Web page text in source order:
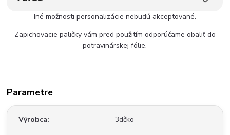
Iné možnosti personalizácie nebudú akceptované.
Zapichovacie paličky vám pred použitím odporúčame obaliť do
potravinárskej fólie.
Parametre
Výrobca 3dčko